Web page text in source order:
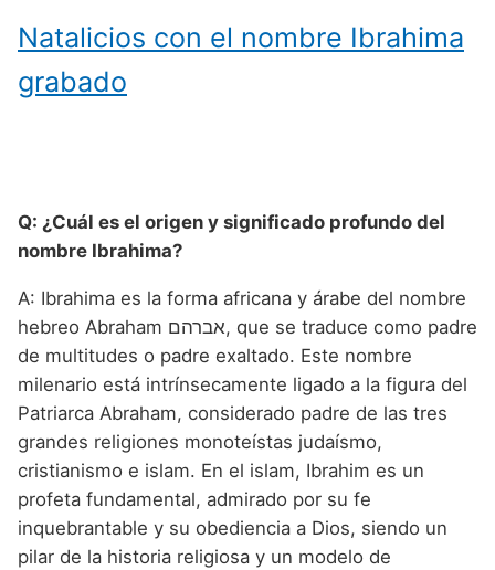
Natalicios con el nombre Ibrahima
grabado
Q: ¿Cuál es el origen y significado profundo del
nombre Ibrahima?
A: Ibrahima es la forma africana y árabe del nombre
hebreo Abraham אברהם, que se traduce como padre
de multitudes o padre exaltado. Este nombre
milenario está intrínsecamente ligado a la figura del
Patriarca Abraham, considerado padre de las tres
grandes religiones monoteístas judaísmo,
cristianismo e islam. En el islam, Ibrahim es un
profeta fundamental, admirado por su fe
inquebrantable y su obediencia a Dios, siendo un
pilar de la historia religiosa y un modelo de